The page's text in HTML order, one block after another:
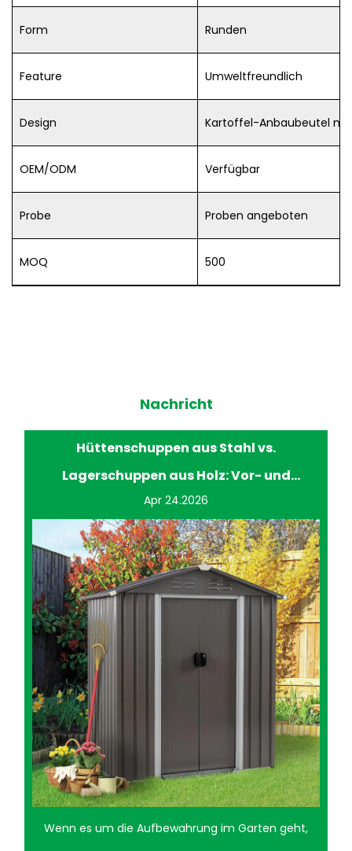
Form Runden
Feature Umweltfreundlich
Design Kartoffel-Anbaubeutel
OEM/ODM Verfügbar
Probe Proben angeboten
MOQ 500
Nachricht
Hüttenschuppen aus Stahl vs.
Lagerschuppen aus Holz: Vor- und
Nachteile
Apr 24.2026
Wenn es um die Aufbewahrung im Garten geht,